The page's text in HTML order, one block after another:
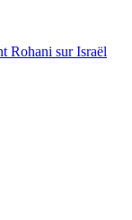
Rohani sur Israël